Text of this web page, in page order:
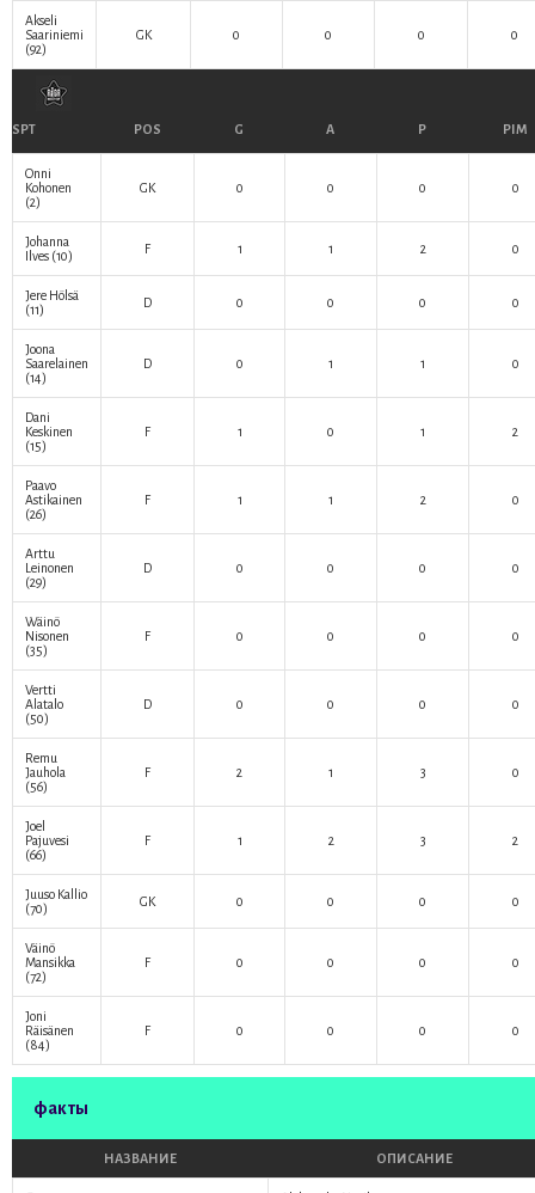
Akseli
Saariniemi
(92)
GK 0 0 0 0
SPT POS G A P PIM
Onni
Kohonen
(2)
GK 0 0 0 0
Johanna
Ilves (10) F 1 1 2 0
Jere Hölsä
(11)
D 0 0 0 0
Joona
Saarelainen
(14)
D 0 1 1 0
Dani
Keskinen
(15)
F 1 0 1 2
Paavo
Astikainen
(26)
F 1 1 2 0
Arttu
Leinonen
(29)
D 0 0 0 0
Wäinö
Nisonen
(35)
F 0 0 0 0
Vertti
Alatalo
(50)
D 0 0 0 0
Remu
Jauhola
(56)
F 2 1 3 0
Joel
Pajuvesi
(66)
F 1 2 3 2
Juuso Kallio
(70)
GK 0 0 0 0
Väinö
Mansikka
(72)
F 0 0 0 0
Joni
Räisänen
(84)
F 0 0 0 0
факты
НАЗВАНИЕ ОПИСАНИЕ